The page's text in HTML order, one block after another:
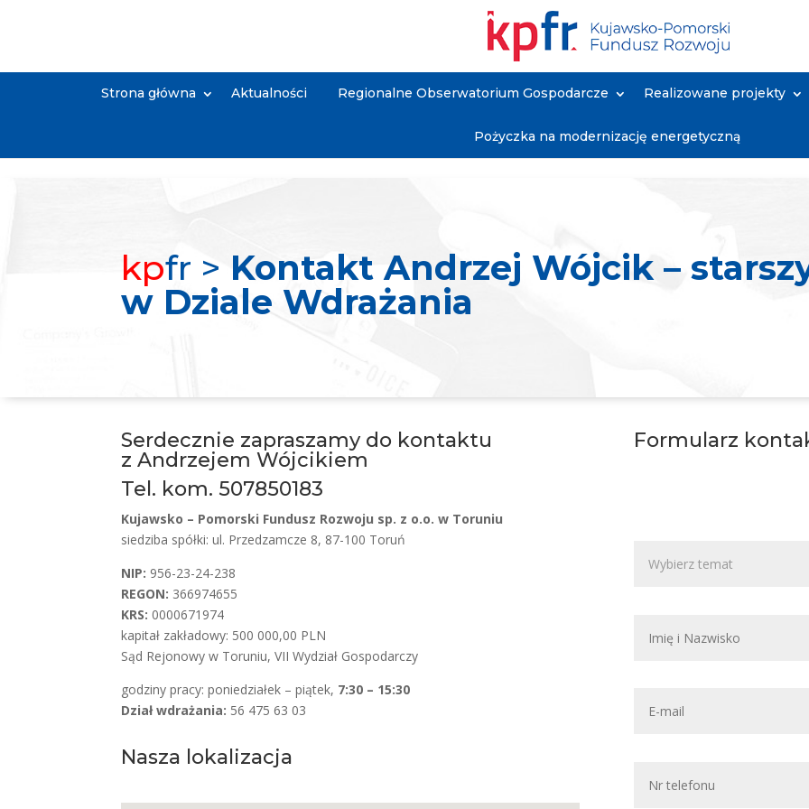
Strona główna Aktualności Regionalne Obserwatorium Gospodarcze Realizowane projekty
Pożyczka na modernizację energetyczną
kpfr > Kontakt Andrzej Wójcik –
w Dziale Wdrażania
Serdecznie zapraszamy do kontaktu
z Andrzejem Wójcikiem
Tel. kom. 507850183
Kujawsko – Pomorski Fundusz Rozwoju sp. z o.o. w Toruniu
siedziba spółki: ul. Przedzamcze 8, 87-100 Toruń
NIP: 956-23-24-238
REGON: 366974655
KRS: 0000671974
kapitał zakładowy: 500 000,00 PLN
Sąd Rejonowy w Toruniu, VII Wydział Gospodarczy
godziny pracy: poniedziałek – piątek, 7:30 – 15:30
Dział wdrażania: 56 475 63 03
Nasza lokalizacja
Formularz